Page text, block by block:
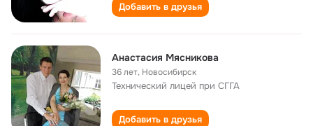
Добавить в друзья
Анастасия Мясникова
36 лет, Новосибирск
Технический лицей при СГГА
Добавить в друзья